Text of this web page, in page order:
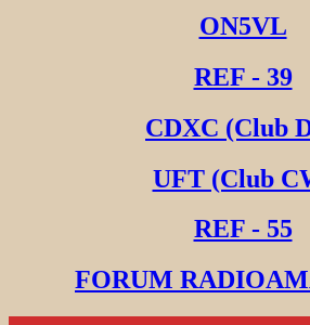
ON5VL
REF - 39
CDXC (Club
UFT (Club
REF - 55
FORUM